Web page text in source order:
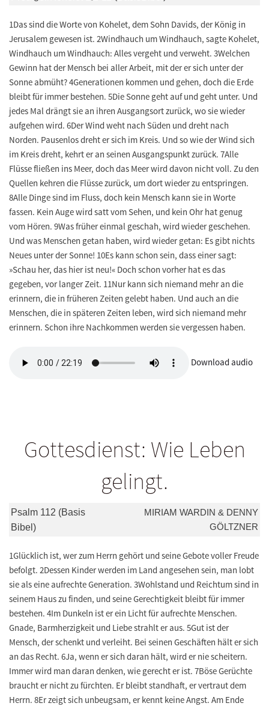
1Das sind die Worte von Kohelet, dem Sohn Davids, der König in
Jerusalem gewesen ist. 2Windhauch um Windhauch, sagte Kohelet,
Windhauch um Windhauch: Alles vergeht und verweht. 3Welchen
Gewinn hat der Mensch bei aller Arbeit, mit der er sich unter der
Sonne abmüht? 4Generationen kommen und gehen, doch die Erde
bleibt für immer bestehen. 5Die Sonne geht auf und geht unter. Und
jedes Mal drängt sie an ihren Ausgangsort zurück, wo sie wieder
aufgehen wird. 6Der Wind weht nach Süden und dreht nach
Norden. Pausenlos dreht er sich im Kreis. Und so wie der Wind sich
im Kreis dreht, kehrt er an seinen Ausgangspunkt zurück. 7Alle
Flüsse fließen ins Meer, doch das Meer wird davon nicht voll. Zu den
Quellen kehren die Flüsse zurück, um dort wieder zu entspringen.
8Alle Dinge sind im Fluss, doch kein Mensch kann sie in Worte
fassen. Kein Auge wird satt vom Sehen, und kein Ohr hat genug
vom Hören. 9Was früher einmal geschah, wird wieder geschehen.
Und was Menschen getan haben, wird wieder getan: Es gibt nichts
Neues unter der Sonne! 10Es kann schon sein, dass einer sagt:
»Schau her, das hier ist neu!« Doch schon vorher hat es das
gegeben, vor langer Zeit. 11Nur kann sich niemand mehr an die
erinnern, die in früheren Zeiten gelebt haben. Und auch an die
Menschen, die in späteren Zeiten leben, wird sich niemand mehr
erinnern. Schon ihre Nachkommen werden sie vergessen haben.
Download audio
Gottesdienst: Wie Leben
gelingt.
Psalm 112 (Basis
Bibel)
MIRIAM WARDIN & DENNY
GÖLTZNER
1Glücklich ist, wer zum Herrn gehört und seine Gebote voller Freude
befolgt. 2Dessen Kinder werden im Land angesehen sein, man lobt
sie als eine aufrechte Generation. 3Wohlstand und Reichtum sind in
seinem Haus zu finden, und seine Gerechtigkeit bleibt für immer
bestehen. 4Im Dunkeln ist er ein Licht für aufrechte Menschen.
Gnade, Barmherzigkeit und Liebe strahlt er aus. 5Gut ist der
Mensch, der schenkt und verleiht. Bei seinen Geschäften hält er sich
an das Recht. 6Ja, wenn er sich daran hält, wird er nie scheitern.
Immer wird man daran denken, wie gerecht er ist. 7Böse Gerüchte
braucht er nicht zu fürchten. Er bleibt standhaft, er vertraut dem
Herrn. 8Er zeigt sich unbeugsam, er kennt keine Angst. Am Ende